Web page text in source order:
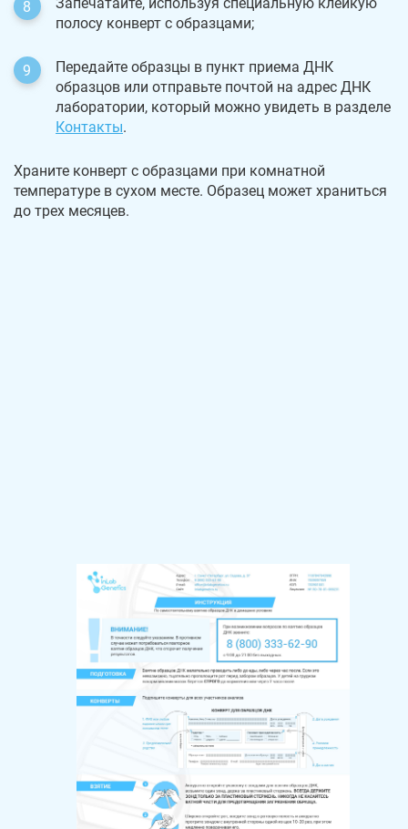
полосу конверт с образцами;
Передайте образцы в пункт приема ДНК
образцов или отправьте почтой на адрес ДНК
лаборатории, который можно увидеть в разделе
Контакты.
Храните конверт с образцами при комнатной
температуре в сухом месте. Образец может храниться
до трех месяцев.